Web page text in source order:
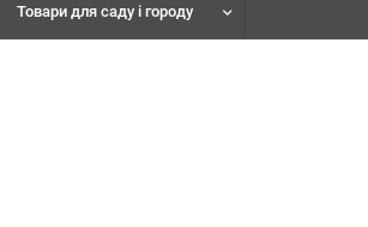
Товари для саду і городу